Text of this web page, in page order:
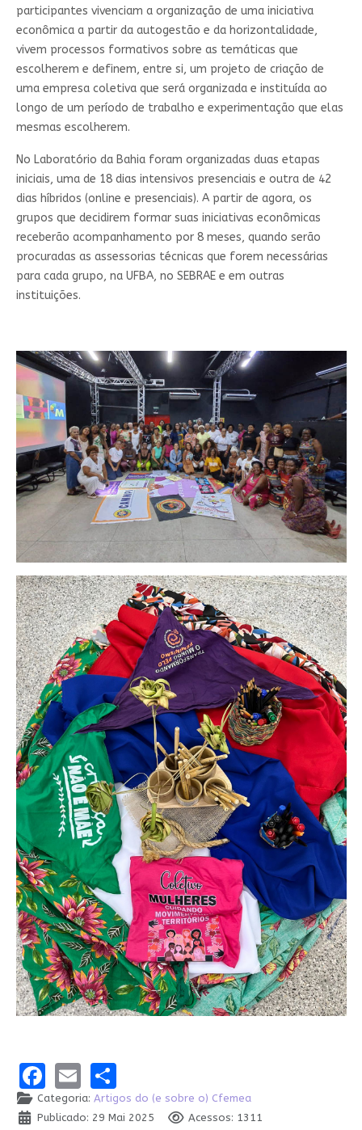
participantes vivenciam a organização de uma iniciativa
econômica a partir da autogestão e da horizontalidade,
vivem processos formativos sobre as temáticas que
escolherem e definem, entre si, um projeto de criação de
uma empresa coletiva que será organizada e instituída ao
longo de um período de trabalho e experimentação que elas
mesmas escolherem.
No Laboratório da Bahia foram organizadas duas etapas
iniciais, uma de 18 dias intensivos presenciais e outra de 42
dias híbridos (online e presenciais). A partir de agora, os
grupos que decidirem formar suas iniciativas econômicas
receberão acompanhamento por 8 meses, quando serão
procuradas as assessorias técnicas que forem necessárias
para cada grupo, na UFBA, no SEBRAE e em outras
instituições.
Facebook
EmailShare
Categoria: Artigos do (e sobre o) Cfemea
Publicado: 29 Mai 2025
Acessos: 1311